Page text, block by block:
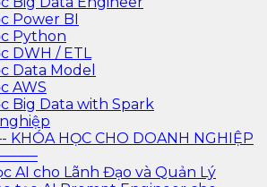
Power BI
Python
DWH / ETL
Data Model
AWS
Big Data with Spark
HỌC CHO DOANH NGHIỆP
AI cho Lãnh Đạo và Quản Lý